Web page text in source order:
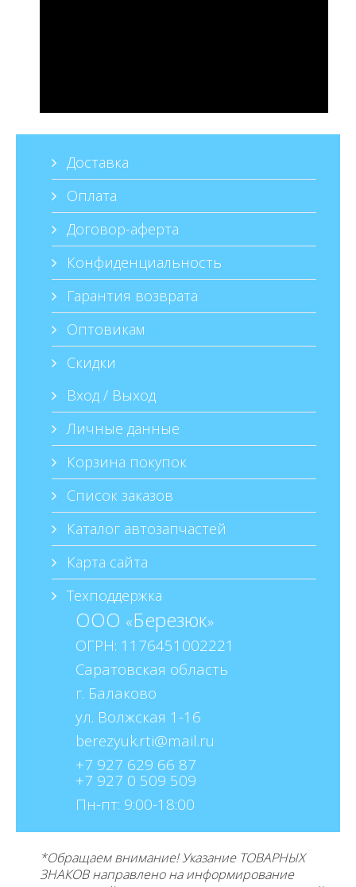
Доставка
Оплата
Договор-аферта
Конфиденциальность
Гарантия возврата
Оптовикам
Скидки
Вход / Выход
Личные данные
Корзина покупок
Список заказов
Каталог автозапчастей
Карта сайта
Техподдержка
ООО «Березюк»
ОГРН: 1176451002221
Саратовская область
г. Балаково
ул. Волжская 1-16
berezyuk.rti@mail.ru
+7 927 629 66 87
+7 927 0 509 509
Пн-пт: 9:00-18:00
*Обращаем внимание! Указание ТОВАРНЫХ
ЗНАКОВ направлено на информирование